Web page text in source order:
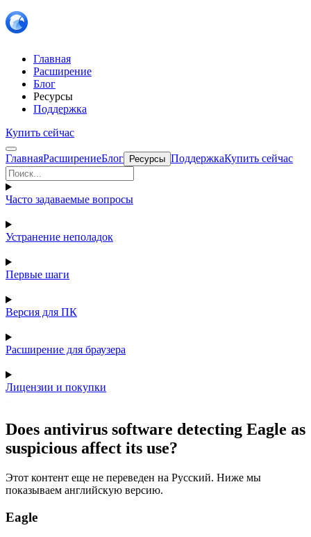
Главная
Расширение
Блог
Ресурсы
Поддержка
Купить сейчас
ГлавнаяРасширениеБлог Ресурсы ПоддержкаКупить сейчас
Часто задаваемые вопросы
Устранение неполадок
Первые шаги
Версия для ПК
Расширение для браузера
Лицензии и покупки
Does antivirus software detecting Eagle as
suspicious affect its use?
Этот контент еще не переведен на Русский. Ниже мы
показываем английскую версию.
Eagle